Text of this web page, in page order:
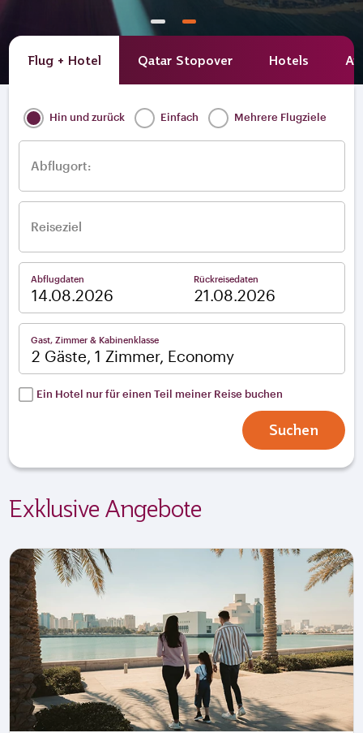
Flug + Hotel Qatar Stopover Hotels
Hin und zurück Einfach Mehrere Flugziele
Abflugort:
Reiseziel
Abflugdaten Rückreisedaten
Gast, Zimmer & Kabinenklasse
2 Gäste, 1 Zimmer, Economy
Ein Hotel nur für einen Teil meiner Reise buchen
Suchen
Exklusive Angebote